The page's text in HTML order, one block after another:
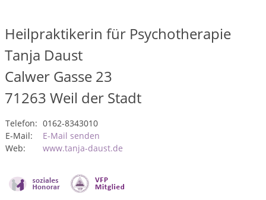
Heilpraktikerin für Psychotherapie
Tanja Daust
Calwer Gasse 23
71263 Weil der Stadt
Telefon: 0162-8343010
E-Mail:
E-Mail senden
Web:
www.tanja-daust.de